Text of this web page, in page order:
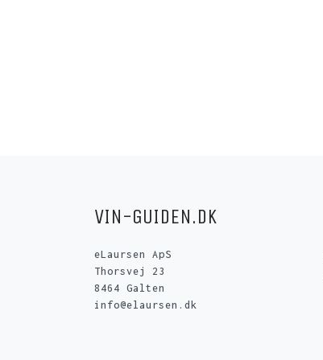
VIN-GUIDEN.DK
eLaursen ApS
Thorsvej 23
8464 Galten
info@elaursen.dk